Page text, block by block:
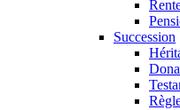
Succession